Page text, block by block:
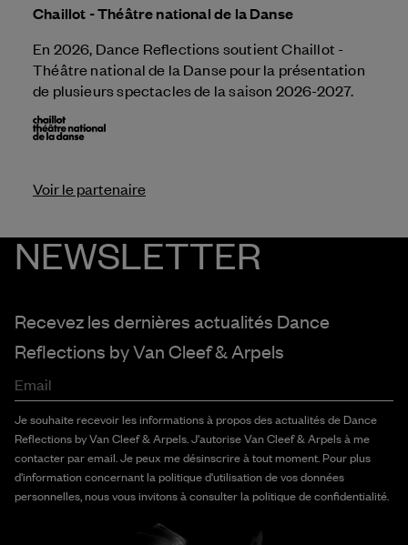
Chaillot - Théâtre national de la Danse
En 2026, Dance Reflections soutient Chaillot -
Théâtre national de la Danse pour la présentation
de plusieurs spectacles de la saison 2026-2027.
Voir le partenaire
NEWSLETTER
Recevez les dernières actualités Dance
Reflections byVan Cleef & Arpels
Email
Je souhaite recevoir les informations à propos des actualités de Dance
Reflections by Van Cleef & Arpels. J'autorise Van Cleef & Arpels à me
contacter par email. Je peux me désinscrire à tout moment. Pour plus
d'information concernant la politique d'utilisation de vos données
personnelles, nous vous invitons à consulter la politique de confidentialité.